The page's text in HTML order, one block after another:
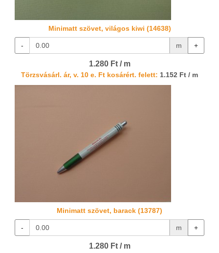
Minimatt szövet, világos kiwi (14638)
- m +
1.280 Ft / m
Törzsvásárl. ár, v. 10 e. Ft kosárért. felett: 1.152 Ft / m
Minimatt szövet, barack (13787)
- m +
1.280 Ft / m